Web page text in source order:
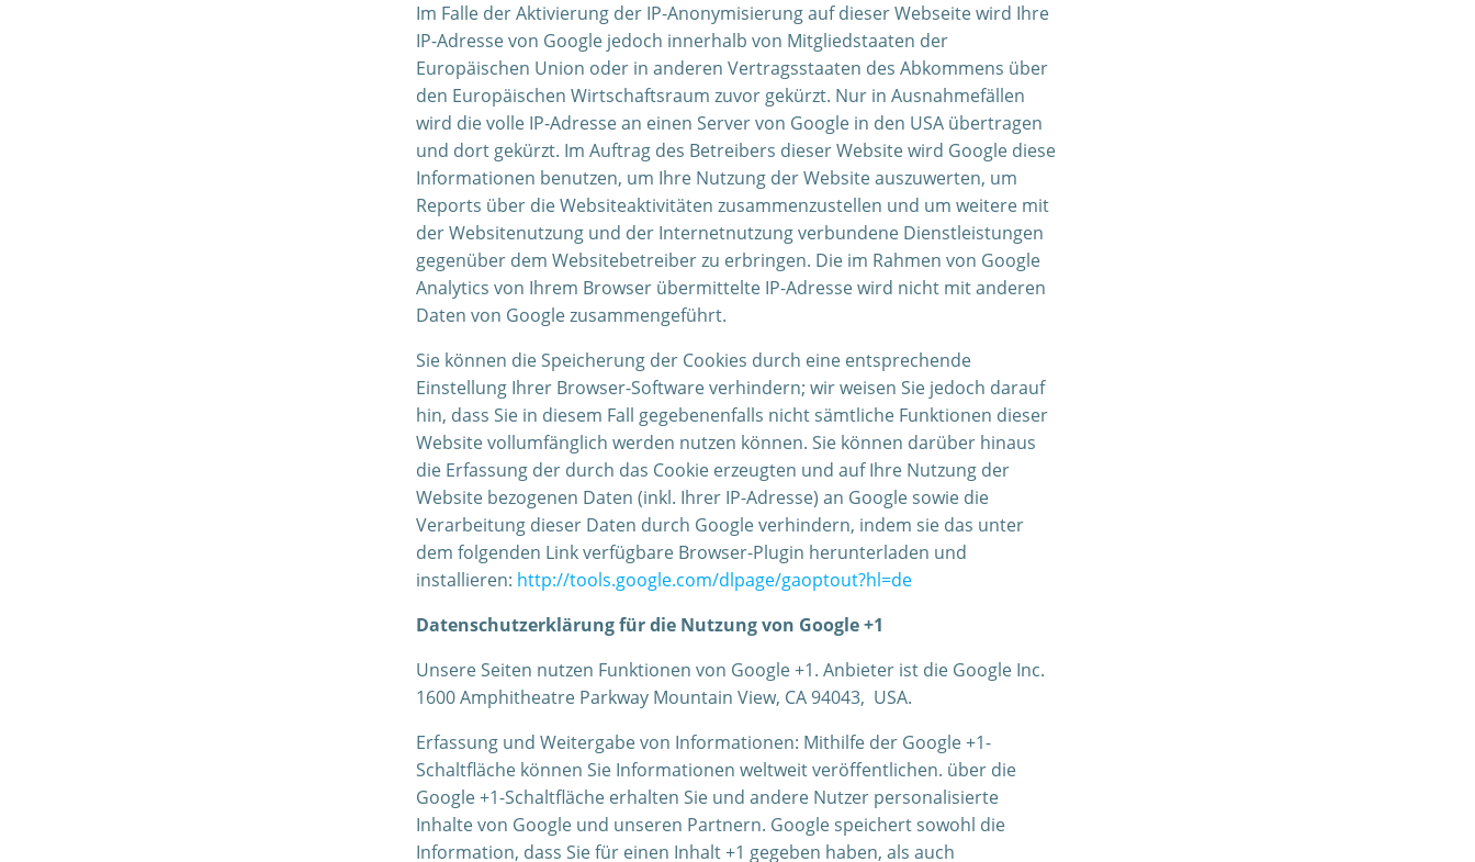
Im Falle der Aktivierung der IP-Anonymisierung auf dieser Webseite wird Ihre
IP-Adresse von Google jedoch innerhalb von Mitgliedstaaten der
Europäischen Union oder in anderen Vertragsstaaten des Abkommens über
den Europäischen Wirtschaftsraum zuvor gekürzt. Nur in Ausnahmefällen
wird die volle IP-Adresse an einen Server von Google in den USA übertragen
und dort gekürzt. Im Auftrag des Betreibers dieser Website wird Google diese
Informationen benutzen, um Ihre Nutzung der Website auszuwerten, um
Reports über die Websiteaktivitäten zusammenzustellen und um weitere mit
der Websitenutzung und der Internetnutzung verbundene Dienstleistungen
gegenüber dem Websitebetreiber zu erbringen. Die im Rahmen von Google
Analytics von Ihrem Browser übermittelte IP-Adresse wird nicht mit anderen
Daten von Google zusammengeführt.
Sie können die Speicherung der Cookies durch eine entsprechende
Einstellung Ihrer Browser-Software verhindern; wir weisen Sie jedoch darauf
hin, dass Sie in diesem Fall gegebenenfalls nicht sämtliche Funktionen dieser
Website vollumfänglich werden nutzen können. Sie können darüber hinaus
die Erfassung der durch das Cookie erzeugten und auf Ihre Nutzung der
Website bezogenen Daten (inkl. Ihrer IP-Adresse) an Google sowie die
Verarbeitung dieser Daten durch Google verhindern, indem sie das unter
dem folgenden Link verfügbare Browser-Plugin herunterladen und
installieren: http://tools.google.com/dlpage/gaoptout?hl=de
Datenschutzerklärung für die Nutzung von Google +1
Unsere Seiten nutzen Funktionen von Google +1. Anbieter ist die Google Inc.
1600 Amphitheatre Parkway Mountain View, CA 94043, USA.
Erfassung und Weitergabe von Informationen: Mithilfe der Google +1-
Schaltfläche können Sie Informationen weltweit veröffentlichen. über die
Google +1-Schaltfläche erhalten Sie und andere Nutzer personalisierte
Inhalte von Google und unseren Partnern. Google speichert sowohl die
Information, dass Sie für einen Inhalt +1 gegeben haben, als auch